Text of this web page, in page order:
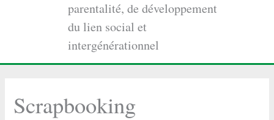
parentalité, de développement
du lien social et
intergénérationnel
Scrapbooking